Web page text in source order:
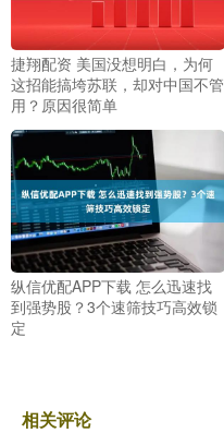
捷翔配资 美国没想明白，为何
这招能搞垮苏联，却对中国不管
用？原因很简单
纵信优配APP下载 怎么迅速找
到强势股？3个速筛技巧高效锁
定
相关评论